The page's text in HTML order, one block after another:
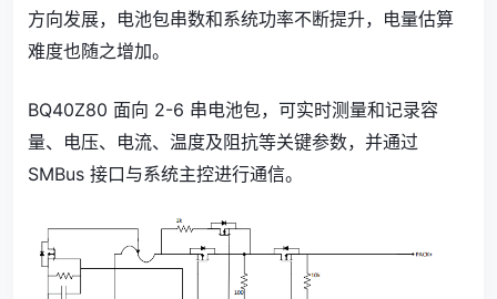
方向发展，电池包串数和系统功率不断提升，电量估算
难度也随之增加。
BQ40Z80 面向 2-6 串电池包，可实时测量和记录容
量、电压、电流、温度及阻抗等关键参数，并通过
SMBus 接口与系统主控进行通信。